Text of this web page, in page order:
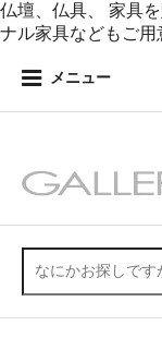
仏壇、仏具、 家具
ナル家具などもご
メニュー